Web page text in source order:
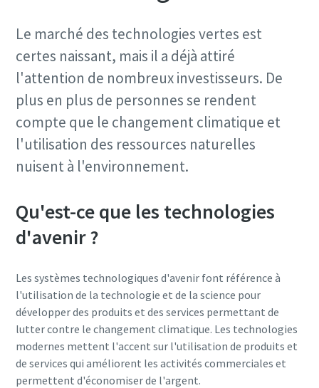
Le marché des technologies vertes est
certes naissant, mais il a déjà attiré
l'attention de nombreux investisseurs. De
plus en plus de personnes se rendent
compte que le changement climatique et
l'utilisation des ressources naturelles
nuisent à l'environnement.
Qu'est-ce que les technologies
d'avenir ?
Les systèmes technologiques d'avenir font référence à
l'utilisation de la technologie et de la science pour
développer des produits et des services permettant de
lutter contre le changement climatique. Les technologies
modernes mettent l'accent sur l'utilisation de produits et
de services qui améliorent les activités commerciales et
permettent d'économiser de l'argent.